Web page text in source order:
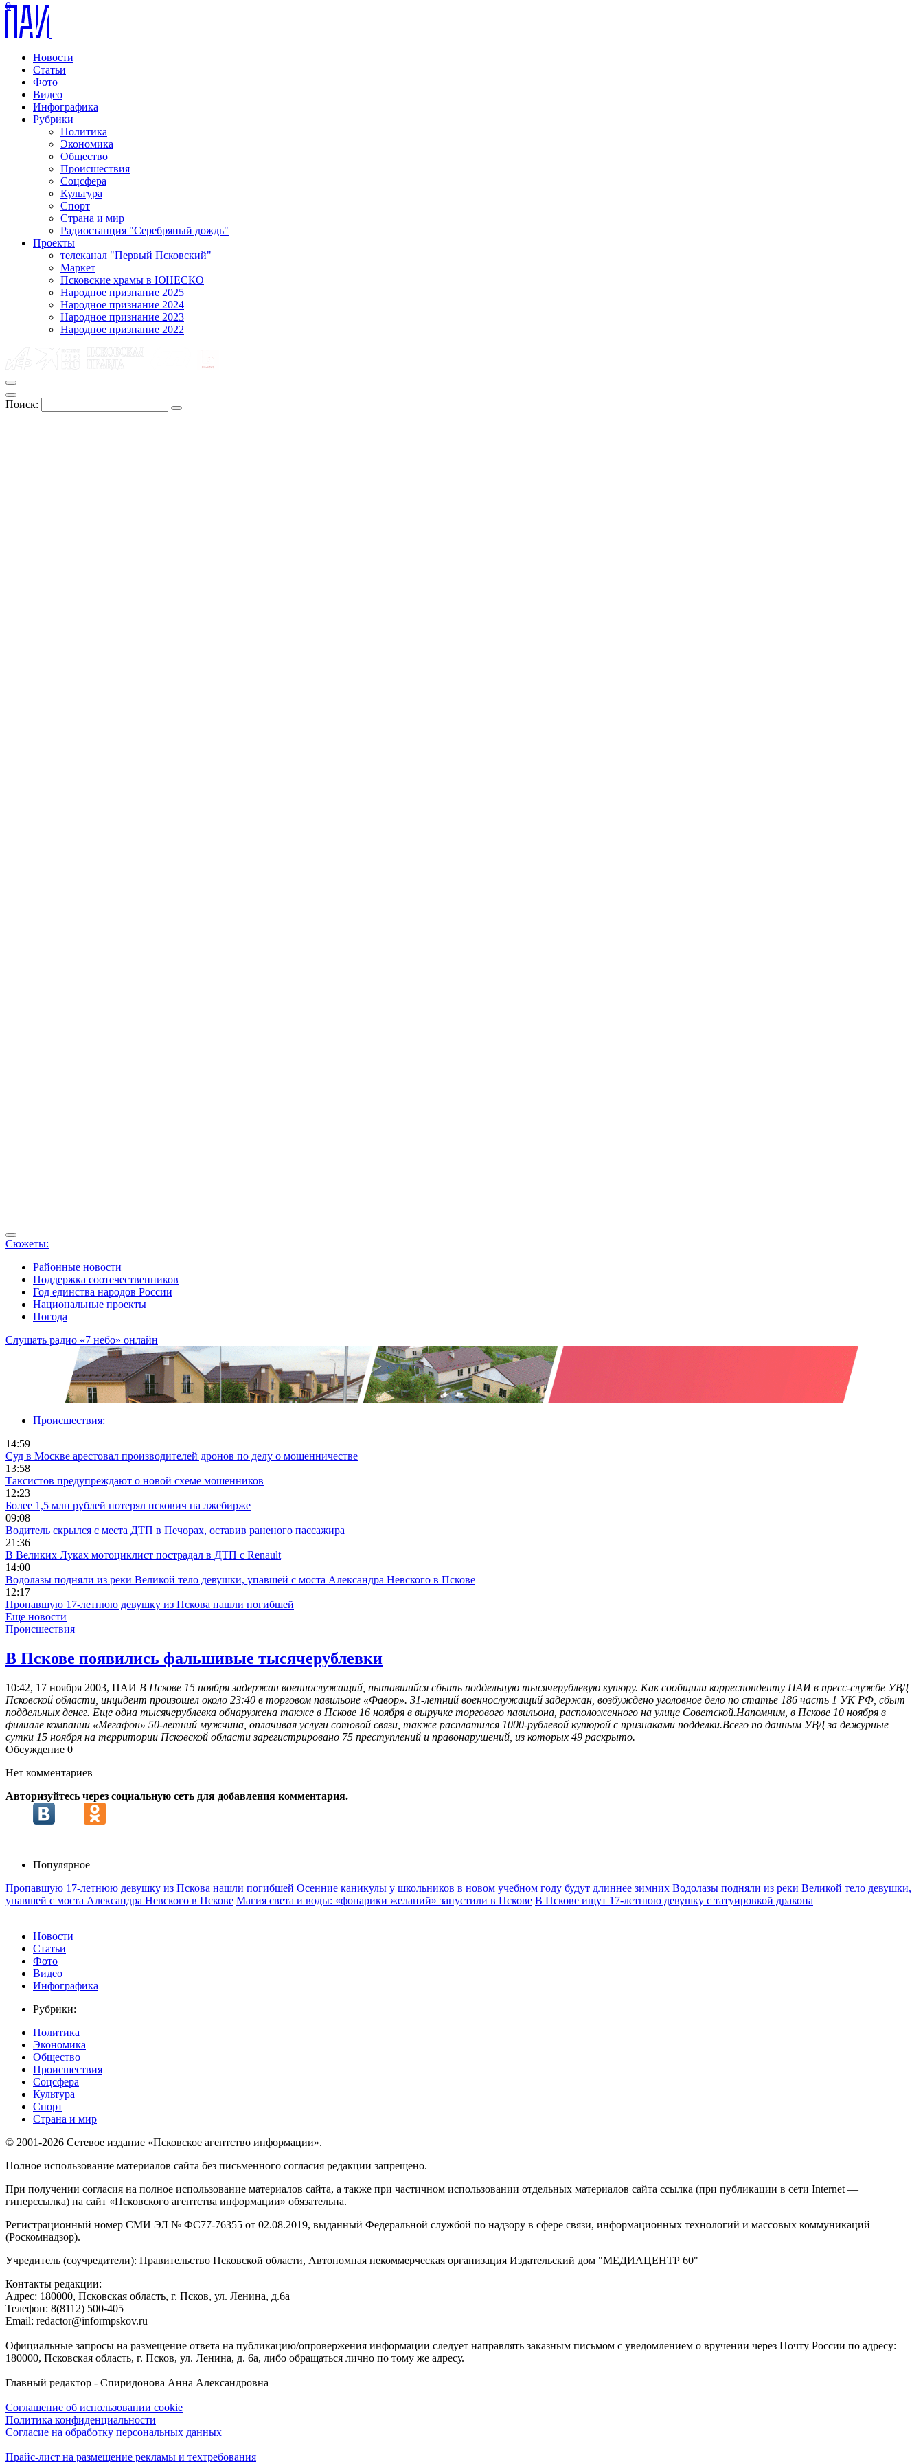
Новости
Статьи
Фото
Видео
Инфографика
Рубрики
Политика
Экономика
Общество
Происшествия
Соцсфера
Культура
Спорт
Страна и мир
Радиостанция "Серебряный дождь"
Проекты
телеканал "Первый Псковский"
Маркет
Псковские храмы в ЮНЕСКО
Народное признание 2025
Народное признание 2024
Народное признание 2023
Народное признание 2022
Поиск:
Сюжеты:
Районные новости
Поддержка соотечественников
Год единства народов России
Национальные проекты
Погода
Слушать радио «7 небо» онлайн
0
Происшествия:
14:59
Суд в Москве арестовал производителей дронов по делу о мошенничестве
13:58
Таксистов предупреждают о новой схеме мошенников
12:23
Более 1,5 млн рублей потерял пскович на лжебирже
09:08
Водитель скрылся с места ДТП в Печорах, оставив раненого пассажира
21:36
В Великих Луках мотоциклист пострадал в ДТП с Renault
14:00
Водолазы подняли из реки Великой тело девушки, упавшей с моста Александра Невского в Пскове
12:17
Пропавшую 17-летнюю девушку из Пскова нашли погибшей
Еще новости
Происшествия
В Пскове появились фальшивые тысячерублевки
10:42, 17 ноября 2003, ПАИ В Пскове 15 ноября задержан военнослужащий, пытавшийся сбыть поддельную тысячерублевую купюру. Как сообщили корреспонденту ПАИ в пресс-службе УВД
Псковской области, инцидент произошел около 23:40 в торговом павильоне «Фавор». 31-летний военнослужащий задержан, возбуждено уголовное дело по статье 186 часть 1 УК РФ, сбыт
поддельных денег. Еще одна тысячерублевка обнаружена также в Пскове 16 ноября в выручке торгового павильона, расположенного на улице Советской.Напомним, в Пскове 10 ноября в
филиале компании «Мегафон» 50-летний мужчина, оплачивая услуги сотовой связи, также расплатился 1000-рублевой купюрой с признаками подделки.Всего по данным УВД за дежурные
сутки 15 ноября на территории Псковской области зарегистрировано 75 преступлений и правонарушений, из которых 49 раскрыто.
Обсуждение 0
Нет комментариев
Авторизуйтесь через социальную сеть для добавления комментария.
Популярное
Пропавшую 17-летнюю девушку из Пскова нашли погибшей Осенние каникулы у школьников в новом учебном году будут длиннее зимних Водолазы подняли из реки Великой тело девушки,
упавшей с моста Александра Невского в Пскове Магия света и воды: «фонарики желаний» запустили в Пскове В Пскове ищут 17‑летнюю девушку с татуировкой дракона
Новости
Статьи
Фото
Видео
Инфографика
Рубрики:
Политика
Экономика
Общество
Происшествия
Соцсфера
Культура
Спорт
Страна и мир
© 2001-2026 Сетевое издание «Псковское агентство информации».
Полное использование материалов сайта без письменного согласия редакции запрещено.
При получении согласия на полное использование материалов сайта, а также при частичном использовании отдельных материалов сайта ссылка (при публикации в сети Internet —
гиперссылка) на сайт «Псковского агентства информации» обязательна.
Регистрационный номер СМИ ЭЛ № ФС77-76355 от 02.08.2019, выданный Федеральной службой по надзору в сфере связи, информационных технологий и массовых коммуникаций
(Роскомнадзор).
Учредитель (соучредители): Правительство Псковской области, Автономная некоммерческая организация Издательский дом "МЕДИАЦЕНТР 60"
Контакты редакции:
Адреc: 180000, Псковская область, г. Псков, ул. Ленина, д.6а
Телефон: 8(8112) 500-405
Email: redactor@informpskov.ru
Официальные запросы на размещение ответа на публикацию/опровержения информации следует направлять заказным письмом с уведомлением о вручении через Почту России по адресу:
180000, Псковская область, г. Псков, ул. Ленина, д. 6а, либо обращаться лично по тому же адресу.
Главный редактор - Спиридонова Анна Александровна
Соглашение об использовании cookie
Политика конфиденциальности
Согласие на обработку персональных данных
Прайс-лист на размещение рекламы и техтребования